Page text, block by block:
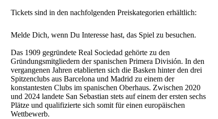
Tickets sind in den nachfolgenden Preiskategorien erhältlich:
Melde Dich, wenn Du Interesse hast, das Spiel zu besuchen.
Das 1909 gegründete Real Sociedad gehörte zu den
Gründungsmitgliedern der spanischen Primera División. In den
vergangenen Jahren etablierten sich die Basken hinter den drei
Spitzenclubs aus Barcelona und Madrid zu einem der
konstantesten Clubs im spanischen Oberhaus. Zwischen 2020
und 2024 landete San Sebastian stets auf einem der ersten sechs
Plätze und qualifizierte sich somit für einen europäischen
Wettbewerb.